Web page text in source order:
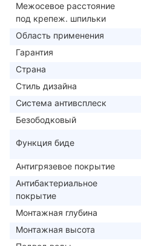
Межосевое расстояние
под крепеж. шпильки
Область применения
Гарантия
Страна
Стиль дизайна
Система антивсплеск
Безободковый
Функция биде
Антигрязевое покрытие
Антибактериальное
покрытие
Монтажная глубина
Монтажная высота